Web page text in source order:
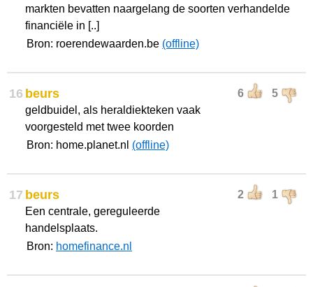
markten bevatten naargelang de soorten verhandelde
financiële in [..]
Bron: roerendewaarden.be (offline)
16 6 5
beurs
geldbuidel, als heraldiekteken vaak
voorgesteld met twee koorden
Bron: home.planet.nl (offline)
17 2 1
beurs
Een centrale, gereguleerde
handelsplaats.
Bron: homefinance.nl